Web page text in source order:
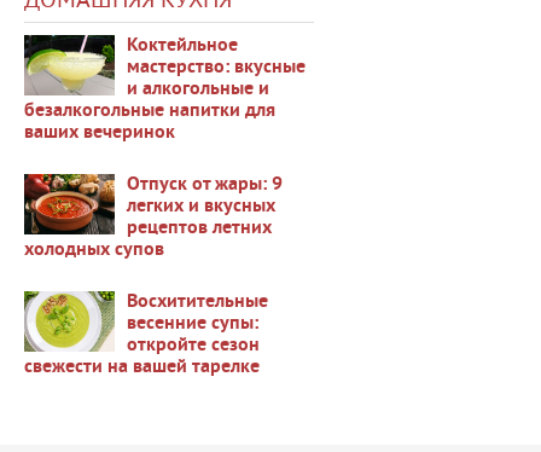
38696
Коктейльное
мастерство: вкусные
и алкогольные и
безалкогольные напитки для
ваших вечеринок
37466
Отпуск от жары: 9
легких и вкусных
рецептов летних
холодных супов
36430
Восхитительные
весенние супы:
откройте сезон
свежести на вашей тарелке